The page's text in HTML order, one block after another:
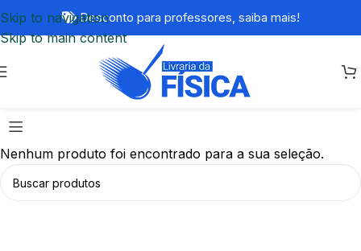
Skip to navigation
Skip to main content
Desconto para professores, saiba mais!
Nenhum produto foi encontrado para a sua seleção.